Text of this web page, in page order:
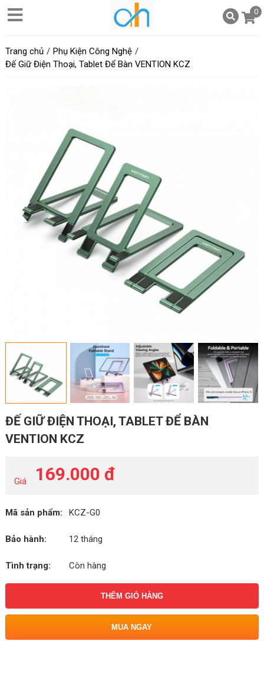
0
Trang chủ
Phụ Kiện Công Nghệ
Đế Giữ Điện Thoại, Tablet Để Bàn VENTION KCZ
ĐẾ GIỮ ĐIỆN THOẠI, TABLET ĐỂ BÀN
VENTION KCZ
Giá 169.000 đ
Mã sản phẩm: KCZ-G0
Bảo hành: 12 tháng
Tình trạng: Còn hàng
THÊM GIỎ HÀNG
MUA NGAY